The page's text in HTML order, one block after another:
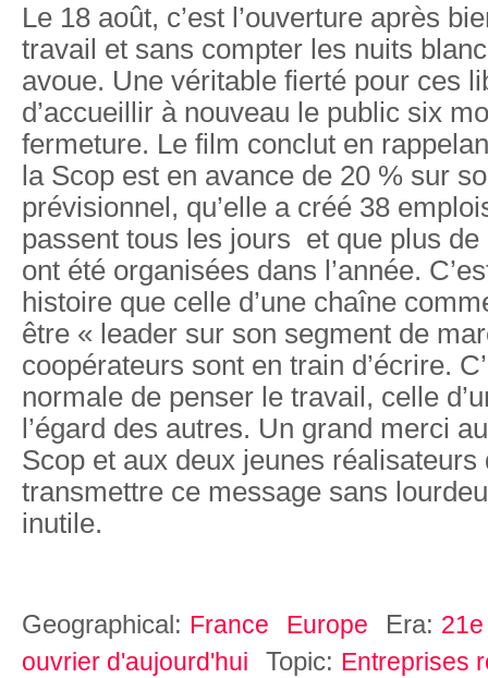
Le 18 août, c’est l’ouverture après
travail et sans compter les nuits
avoue. Une véritable fierté pour ces
d’accueillir à nouveau le public six
fermeture. Le film conclut en
la Scop est en avance de 20 % sur
prévisionnel, qu’elle a créé 38
passent tous les jours et que plus de
ont été organisées dans l’année.
histoire que celle d’une chaîne
être « leader sur son segment de
coopérateurs sont en train d’écrire.
normale de penser le travail, celle
l’égard des autres. Un grand merci
Scop et aux deux jeunes réalisateurs
transmettre ce message sans
inutile.
Geographical: France Europe Era:
ouvrier d'aujourd'hui
Topic: Entreprises